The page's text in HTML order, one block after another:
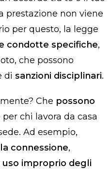
prestazione non viene
per questo, la legge
condotte specifiche,
che possono
di sanzioni disciplinari.
Che possono
per chi lavora da casa
Ad esempio,
connessione,
uso improprio degli